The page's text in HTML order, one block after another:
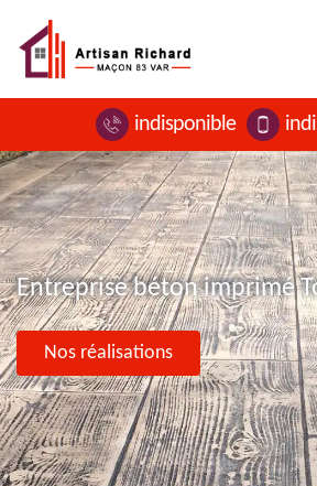
indisponible
Entreprise béton imprimé
Nos réalisations